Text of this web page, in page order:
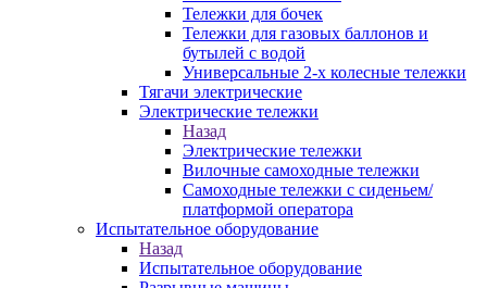
Тележки для бочек
Тележки для газовых баллонов и
бутылей с водой
Универсальные 2-х колесные тележки
Тягачи электрические
Электрические тележки
Назад
Электрические тележки
Вилочные самоходные тележки
Самоходные тележки с сиденьем/
платформой оператора
Испытательное оборудование
Назад
Испытательное оборудование